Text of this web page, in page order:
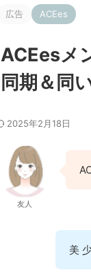
広告 ACEes
ACEesメ
同期＆同
2025年2月18日
友人
美